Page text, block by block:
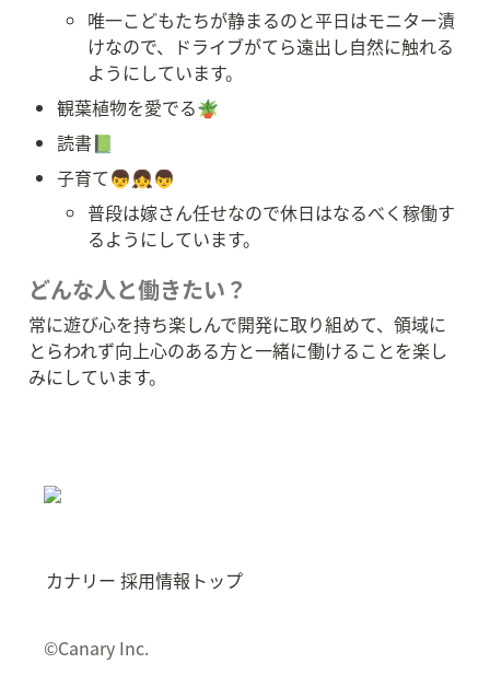
唯一こどもたちが静まるのと平日はモニター漬
けなので、ドライブがてら遠出し自然に触れる
ようにしています。
観葉植物を愛でる🪴
読書📗
子育て👦👧👦
普段は嫁さん任せなので休日はなるべく稼働す
るようにしています。
どんな人と働きたい？
常に遊び心を持ち楽しんで開発に取り組めて、領域に
とらわれず向上心のある方と一緒に働けることを楽し
みにしています。
カナリー 採用情報トップ
©Canary Inc.